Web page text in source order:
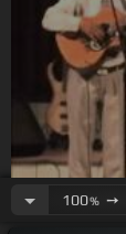
100%➙